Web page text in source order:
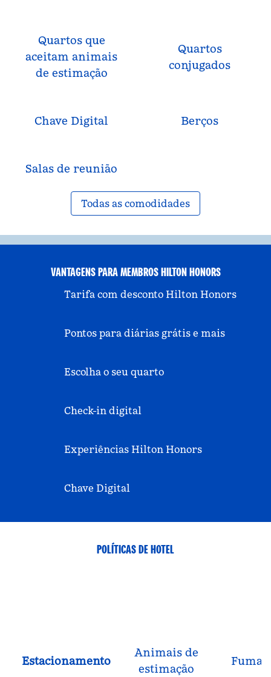
Quartos que
aceitam animais
de estimação
Quartos
conjugados
Chave Digital Berços
Salas de reunião
Todas as comodidades
VANTAGENS PARA MEMBROS HILTON HONORS
Tarifa com desconto Hilton Honors
Pontos para diárias grátis e mais
Escolha o seu quarto
Check-in digital
Experiências Hilton Honors
Chave Digital
POLÍTICAS DE HOTEL
Estacionamento
Animais de
estimação